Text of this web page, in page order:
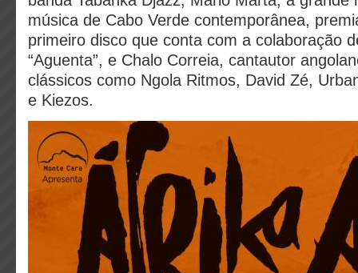
música de Cabo Verde contemporânea,
primeiro disco que conta com a colaboração
“Aguenta”, e Chalo Correia, cantautor
clássicos como Ngola Ritmos, David Zé,
e Kiezos.